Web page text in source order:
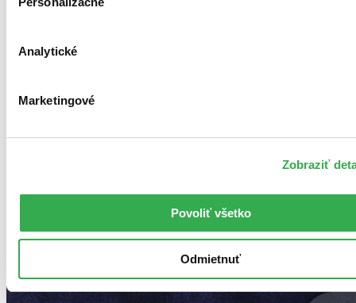
Analytické
Marketingové
Zobraziť
Povoliť všetko
Odmietnuť